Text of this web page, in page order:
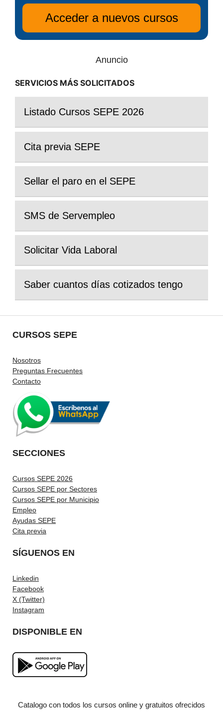
Anuncio
SERVICIOS MÁS SOLICITADOS
Listado Cursos SEPE 2026
Cita previa SEPE
Sellar el paro en el SEPE
SMS de Servempleo
Solicitar Vida Laboral
Saber cuantos días cotizados tengo
CURSOS SEPE
Nosotros
Preguntas Frecuentes
Contacto
SECCIONES
Cursos SEPE 2026
Cursos SEPE por Sectores
Cursos SEPE por Municipio
Empleo
Ayudas SEPE
Cita previa
SÍGUENOS EN
Linkedin
Facebook
X (Twitter)
Instagram
DISPONIBLE EN
Catalogo con todos los cursos online y gratuitos ofrecidos